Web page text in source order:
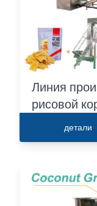
Линия
рисовой
детали